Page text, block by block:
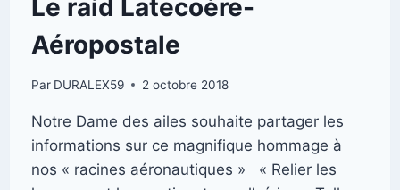
Le raid Latecoère-
Aéropostale
Par DURALEX59 2 octobre 2018
Notre Dame des ailes souhaite partager les
informations sur ce magnifique hommage à
nos « racines aéronautiques » « Relier les